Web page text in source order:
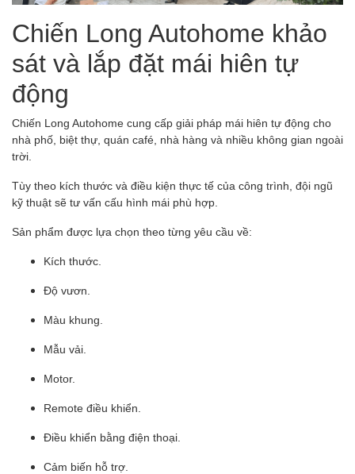
Chiến Long Autohome khảo
sát và lắp đặt mái hiên tự
động
Chiến Long Autohome cung cấp giải pháp mái hiên tự động cho
nhà phố, biệt thự, quán café, nhà hàng và nhiều không gian ngoài
trời.
Tùy theo kích thước và điều kiện thực tế của công trình, đội ngũ
kỹ thuật sẽ tư vấn cấu hình mái phù hợp.
Sản phẩm được lựa chọn theo từng yêu cầu về:
Kích thước.
Độ vươn.
Màu khung.
Mẫu vải.
Motor.
Remote điều khiển.
Điều khiển bằng điện thoại.
Cảm biến hỗ trợ.